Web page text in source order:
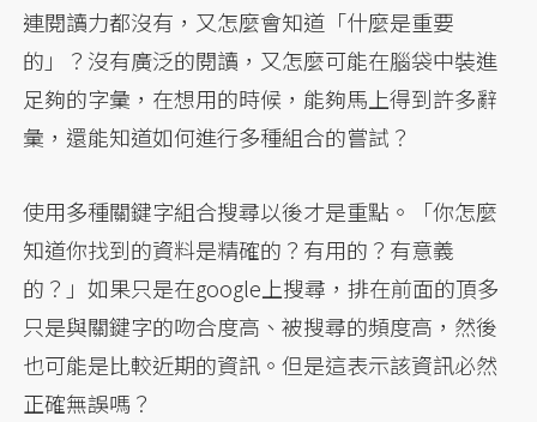
連閱讀力都沒有，又怎麼會知道「什麼是重要
的」？沒有廣泛的閱讀，又怎麼可能在腦袋中裝進
足夠的字彙，在想用的時候，能夠馬上得到許多辭
彙，還能知道如何進行多種組合的嘗試？
使用多種關鍵字組合搜尋以後才是重點。「你怎麼
知道你找到的資料是精確的？有用的？有意義
的？」如果只是在google上搜尋，排在前面的頂多
只是與關鍵字的吻合度高、被搜尋的頻度高，然後
也可能是比較近期的資訊。但是這表示該資訊必然
正確無誤嗎？